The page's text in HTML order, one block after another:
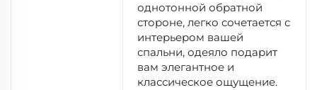
однотонной обратной
стороне, легко сочетается с
интерьером вашей
спальни, одеяло подарит
вам элегантное и
классическое ощущение.